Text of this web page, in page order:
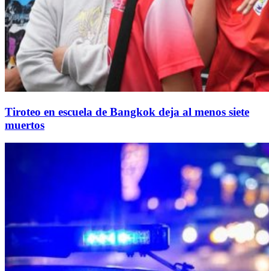
Tiroteo en escuela de Bangkok deja al menos siete
muertos